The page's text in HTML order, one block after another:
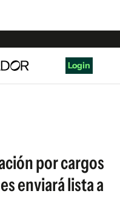
Login
por cargos
enviará lista a